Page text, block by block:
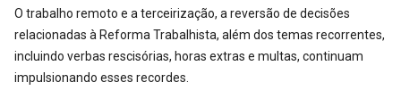
O trabalho remoto e a terceirização, a reversão de decisões
relacionadas à Reforma Trabalhista, além dos temas recorrentes,
incluindo verbas rescisórias, horas extras e multas, continuam
impulsionando esses recordes.